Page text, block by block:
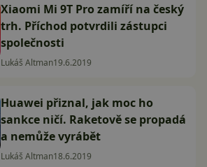
Xiaomi Mi 9T Pro zamíří na český
trh. Příchod potvrdili zástupci
společnosti
Lukáš Altman19.6.2019
Huawei přiznal, jak moc ho
sankce ničí. Raketově se propadá
a nemůže vyrábět
Lukáš Altman18.6.2019